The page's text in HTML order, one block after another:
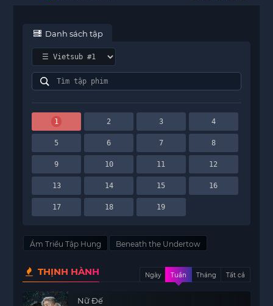
Danh sách tập
1 2 3 4
5 6 7 8
9 10 11 12
13 14 15 16
17 18 19
Ám Triều Tập Hung Beneath the Undertow
THỊNH HÀNH Ngày Tuần Tháng Tất cả
Nữ Đế